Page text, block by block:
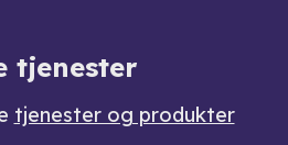
tjenester
tjenester og produkter